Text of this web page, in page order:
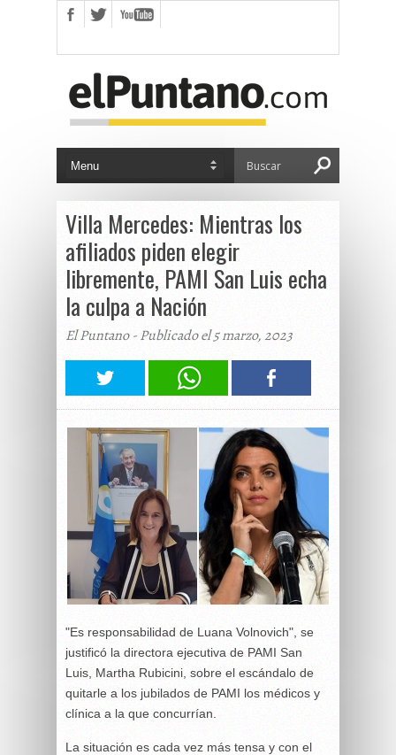
Villa Mercedes: Mientras los
afiliados piden elegir
libremente, PAMI San Luis echa
la culpa a Nación
El Puntano - Publicado el 5 marzo, 2023
"Es responsabilidad de Luana Volnovich", se
justificó la directora ejecutiva de PAMI San
Luis, Martha Rubicini, sobre el escándalo de
quitarle a los jubilados de PAMI los médicos y
clínica a la que concurrían.
La situación es cada vez más tensa y con el